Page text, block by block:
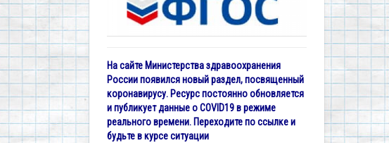
На сайте Министерства здравоохранения
России появился новый раздел, посвященный
коронавирусу. Ресурс постоянно обновляется
и публикует данные о COVID19 в режиме
реального времени. Переходите по ссылке и
будьте в курсе ситуации